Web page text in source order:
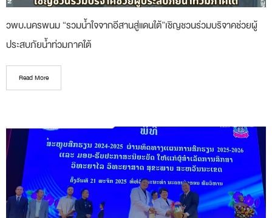
วพบ.นครพนม “รวมน้ำใจจากอีสานสู่แดนใต้”เชิญชวนร่วมบริจาคช่วยผู้
ประสบภัยน้ำท่วมภาคใต้
Read More